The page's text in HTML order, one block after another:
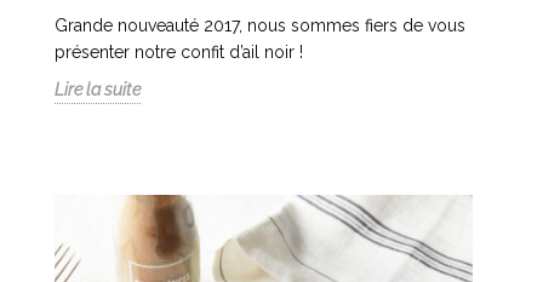
Grande nouveauté 2017, nous sommes fiers de vous
présenter notre confit d’ail noir !
Lire la suite